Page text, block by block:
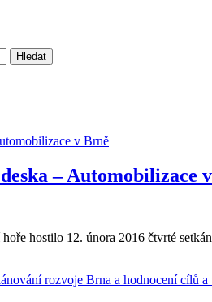
– Automobilizace
hostilo 12. února 2016 čtvrté